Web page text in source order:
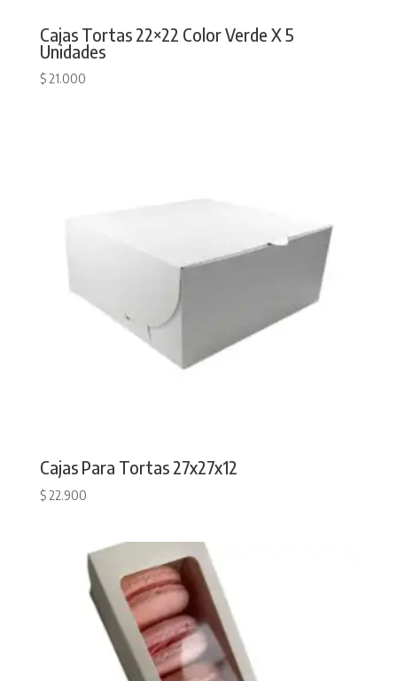
Cajas Tortas 22×22 Color Verde X 5
Unidades
$21.000
Cajas Para Tortas 27x27x12
$22.900